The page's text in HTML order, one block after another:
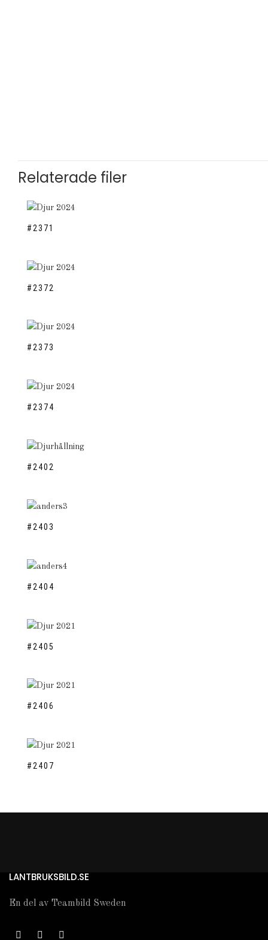
Relaterade filer
#2371
#2372
#2373
#2374
#2402
#2403
#2404
#2405
#2406
#2407
LANTBRUKSBILD.SE
En del av Teambild Sweden